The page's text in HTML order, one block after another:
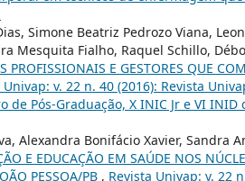
Simone Beatriz Pedrozo Viana,
Mesquita Fialho, Raquel Schillo,
PROFISSIONAIS E GESTORES QUE
Univap: v. 22 n. 40 (2016): Revista
de Pós-Graduação, X INIC Jr e VI
Alexandra Bonifácio Xavier, Sandra
E EDUCAÇÃO EM SAÚDE NOS
PESSOA/PB , Revista Univap: v. 22